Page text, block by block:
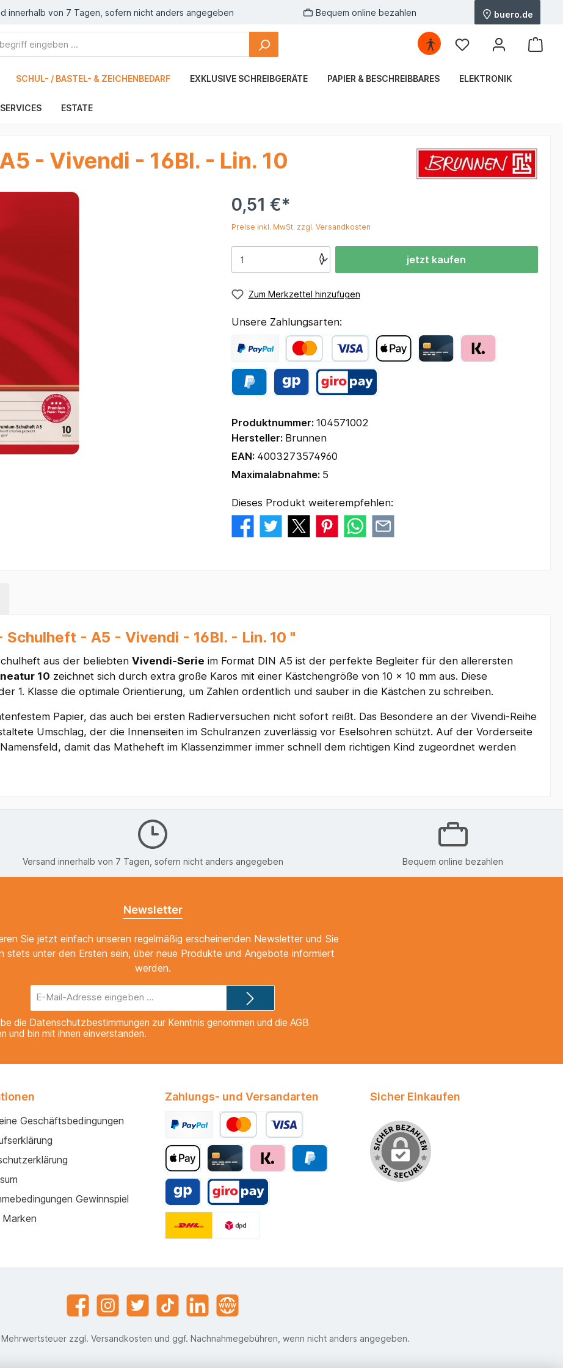
innerhalb von 7 Tagen, sofern nicht anders angegeben Bequem online bezahlen buero.de
SCHUL- / BASTEL- & ZEICHENBEDARF EXKLUSIVE SCHREIBGERÄTE PAPIER & BESCHREIBBARES ELEKTRONIK
SERVICES ESTATE
- Vivendi - 16Bl. - Lin. 10
0,51 €*
Preise inkl. MwSt. zzgl. Versandkosten
jetzt kaufen
Zum Merkzettel hinzufügen
Unsere Zahlungsarten:
Produktnummer: 104571002
Hersteller: Brunnen
EAN: 4003273574960
Maximalabnahme: 5
Dieses Produkt weiterempfehlen:
- A5 - Vivendi - 16Bl. - Lin. 10 "
aus der beliebten Vivendi-Serie im Format DIN A5 ist der perfekte Begleiter für den allerersten
10 zeichnet sich durch extra große Karos mit einer Kästchengröße von 10 x 10 mm aus. Diese
1. Klasse die optimale Orientierung, um Zahlen ordentlich und sauber in die Kästchen zu schreiben.
Papier, das auch bei ersten Radierversuchen nicht sofort reißt. Das Besondere an der Vivendi-Reihe
Umschlag, der die Innenseiten im Schulranzen zuverlässig vor Eselsohren schützt. Auf der Vorderseite
damit das Matheheft im Klassenzimmer immer schnell dem richtigen Kind zugeordnet werden
Versand innerhalb von 7 Tagen, sofern nicht anders angegeben Bequem online bezahlen
Newsletter
Sie jetzt einfach unseren regelmäßig erscheinenden Newsletter und Sie
stets unter den Ersten sein, über neue Produkte und Angebote informiert
werden.
Mail-
Adresse*
die Datenschutzbestimmungen zur Kenntnis genommen und die AGB
und bin mit ihnen einverstanden.
Geschäftsbedingungen
Gewinnspiel
Marken
Zahlungs- und Versandarten Sicher Einkaufen
zzgl. Versandkosten und ggf. Nachnahmegebühren, wenn nicht anders angegeben.